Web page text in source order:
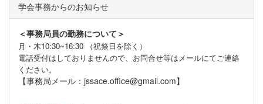
学会事務からのお知らせ
＜事務局員の勤務について＞
月・木10:30~16:30 （祝祭日を除く）
電話受付はしておりませんので、お問合せ等はメールにてご連絡
ください。
【事務局メール：jssace.office@gmail.com】